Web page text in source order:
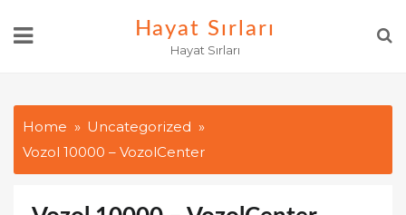
Hayat Sırları
Hayat Sırları
Home
Uncategorized
Vozol 10000 – VozolCenter